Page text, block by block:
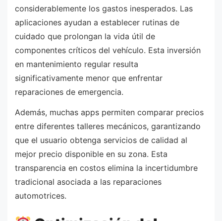
considerablemente los gastos inesperados. Las
aplicaciones ayudan a establecer rutinas de
cuidado que prolongan la vida útil de
componentes críticos del vehículo. Esta inversión
en mantenimiento regular resulta
significativamente menor que enfrentar
reparaciones de emergencia.
Además, muchas apps permiten comparar precios
entre diferentes talleres mecánicos, garantizando
que el usuario obtenga servicios de calidad al
mejor precio disponible en su zona. Esta
transparencia en costos elimina la incertidumbre
tradicional asociada a las reparaciones
automotrices.